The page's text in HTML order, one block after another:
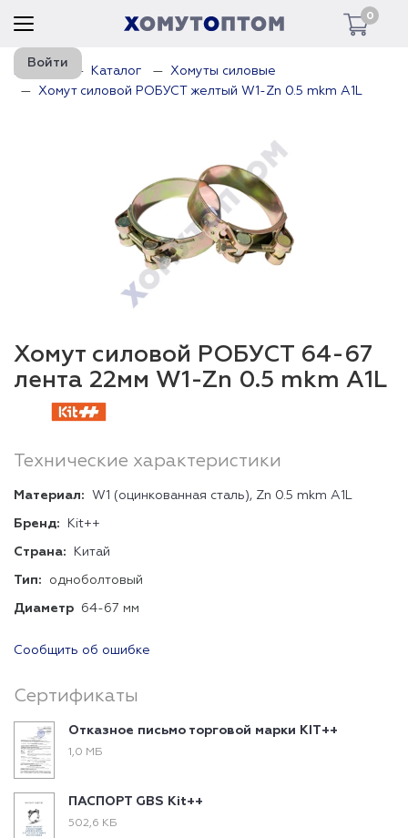
0
Войти
Главная Каталог
Хомуты силовые
Хомут силовой РОБУСТ желтый W1-Zn 0.5 mkm A1L
Хомут силовой РОБУСТ 64-67
лента 22мм W1-Zn 0.5 mkm A1L
Технические характеристики
Материал: W1 (оцинкованная сталь), Zn 0.5 mkm A1L
Бренд: Kit++
Страна: Китай
Тип: одноболтовый
Диаметр 64-67 мм
Сообщить об ошибке
Сертификаты
Отказное письмо торговой марки KIT++
1,0 МБ
ПАСПОРТ GBS Kit++
502,6 КБ